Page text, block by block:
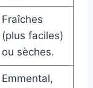
Fraîches
(plus faciles)
ou sèches.
Emmental,